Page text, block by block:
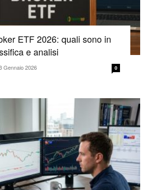
ETF 2026: quali sono in
e analisi
Gennaio 2026 0